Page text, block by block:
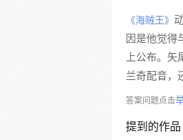
《海贼王》
因是他觉得
上公布。
兰奇配音，
答案问题点击
提到的作品